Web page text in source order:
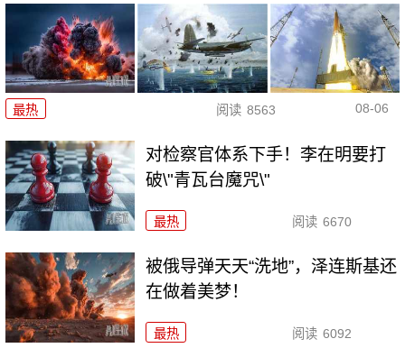
最热 阅读 8563 08-06
对检察官体系下手！李在明要打
破\"青瓦台魔咒\"
最热 阅读 6670
被俄导弹天天“洗地”，泽连斯基还
在做着美梦！
最热 阅读 6092